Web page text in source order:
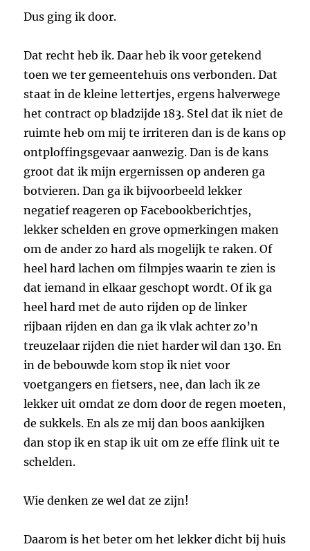
Dus ging ik door.
Dat recht heb ik. Daar heb ik voor getekend
toen we ter gemeentehuis ons verbonden. Dat
staat in de kleine lettertjes, ergens halverwege
het contract op bladzijde 183. Stel dat ik niet de
ruimte heb om mij te irriteren dan is de kans op
ontploffingsgevaar aanwezig. Dan is de kans
groot dat ik mijn ergernissen op anderen ga
botvieren. Dan ga ik bijvoorbeeld lekker
negatief reageren op Facebookberichtjes,
lekker schelden en grove opmerkingen maken
om de ander zo hard als mogelijk te raken. Of
heel hard lachen om filmpjes waarin te zien is
dat iemand in elkaar geschopt wordt. Of ik ga
heel hard met de auto rijden op de linker
rijbaan rijden en dan ga ik vlak achter zo’n
treuzelaar rijden die niet harder wil dan 130. En
in de bebouwde kom stop ik niet voor
voetgangers en fietsers, nee, dan lach ik ze
lekker uit omdat ze dom door de regen moeten,
de sukkels. En als ze mij dan boos aankijken
dan stop ik en stap ik uit om ze effe flink uit te
schelden.
Wie denken ze wel dat ze zijn!
Daarom is het beter om het lekker dicht bij huis